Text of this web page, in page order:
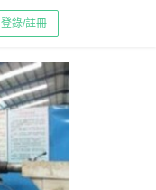
登錄/註冊